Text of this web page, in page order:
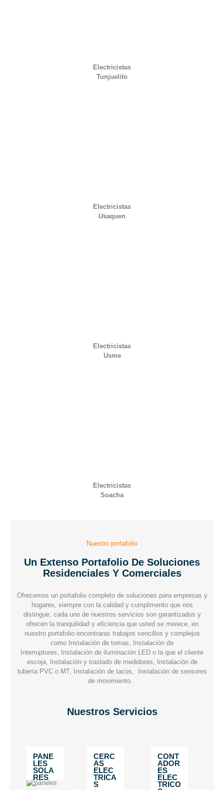
Electricistas
Tunjuelito
Electricistas
Usaquen
Electricistas
Usme
Electricistas
Soacha
Nuestro portafolio
Un Extenso Portafolio De Soluciones
Residenciales Y Comerciales
Ofrecemos un portafolio completo de soluciones para empresas y
hogares, siempre con la calidad y cumplimento que nos
distingue, cada uno de nuestros servicios son garantizados y
ofrecen la tranquilidad y eficiencia que usted se merece, en
nuestro portafolio encontraras trabajos sencillos y complejos
como Instalación de tomas, Instalación de
Interruptores, Instalación de iluminación LED o la que el cliente
escoja, Instalación y traslado de medidores, Instalación de
tubería PVC o MT, Instalación de tacos, Instalación de sensores
de movimiento.
Nuestros Servicios
PANE
LES
SOLA
RES
CERC
AS
ELEC
TRICA
S
CONT
ADOR
ES
ELEC
TRICO